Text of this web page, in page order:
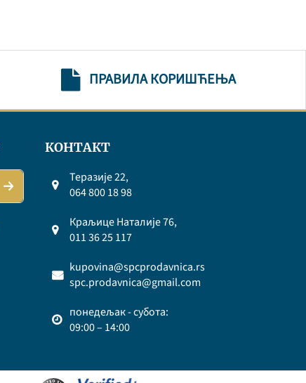
ПРАВИЛА КОРИШЋЕЊА
КОНТАКТ
Теразије 22,
064 800 18 98
Краљице Наталије 76,
011 36 25 117
kupovina@spcprodavnica.rs
spc.prodavnica@gmail.com
понедељак - субота:
09:00 – 14:00